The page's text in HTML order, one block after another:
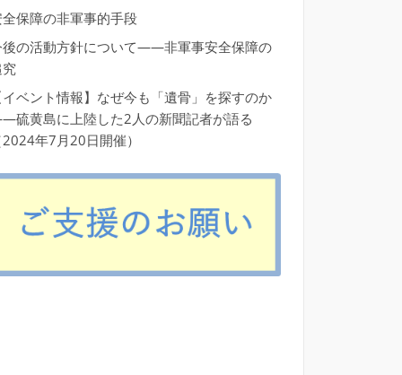
保障の非軍事的手段
後の活動方針について――非軍事安全保障の
ベント情報】なぜ今も「遺骨」を探すのか
硫黄島に上陸した2人の新聞記者が語る
年7月20日開催）